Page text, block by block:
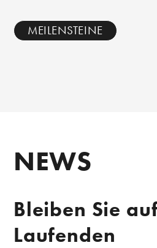
MEILENSTEINE
NEWS
Bleiben Sie
Laufenden